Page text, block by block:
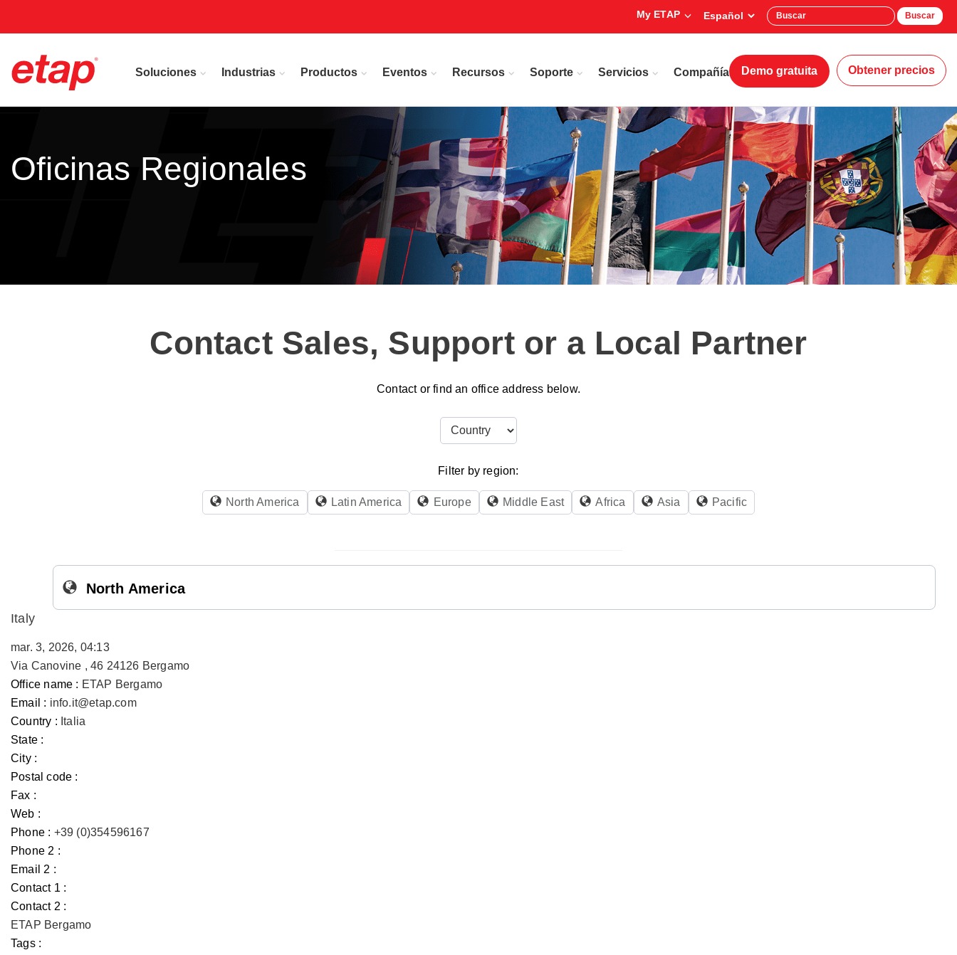
My ETAP Buscar
Soluciones Industrias Productos Eventos Recursos Soporte Servicios Compañía Demo gratuita Obtener precios
Oficinas Regionales
Contact Sales, Support or a Local Partner
Contact or find an office address below.
Filter by region:
North America Latin America Europe Middle East Africa Asia Pacific
North America
Italy
mar. 3, 2026, 04:13
Via Canovine , 46 24126 Bergamo
Office name : ETAP Bergamo
Email : info.it@etap.com
Country : Italia
State :
City :
Postal code :
Fax :
Web :
Phone : +39 (0)354596167
Phone 2 :
Email 2 :
Contact 1 :
Contact 2 :
ETAP Bergamo
Tags :